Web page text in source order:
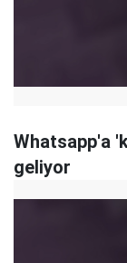
Whatsapp'a
geliyor